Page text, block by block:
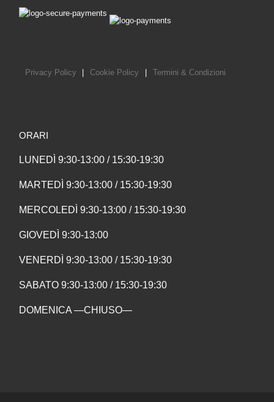
Privacy Policy Cookie Policy Termini & Condizioni
ORARI
LUNEDÌ 9:30-13:00 / 15:30-19:30
MARTEDÌ 9:30-13:00 / 15:30-19:30
MERCOLEDÌ 9:30-13:00 / 15:30-19:30
GIOVEDÌ 9:30-13:00
VENERDÌ 9:30-13:00 / 15:30-19:30
SABATO 9:30-13:00 / 15:30-19:30
DOMENICA —CHIUSO—